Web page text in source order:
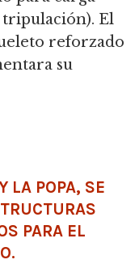
tripulación). El
reforzado
su
LA POPA, SE
PARA EL